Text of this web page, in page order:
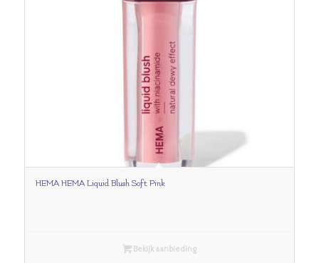
HEMA HEMA Liquid Blush Soft Pink
Bekijk aanbieding